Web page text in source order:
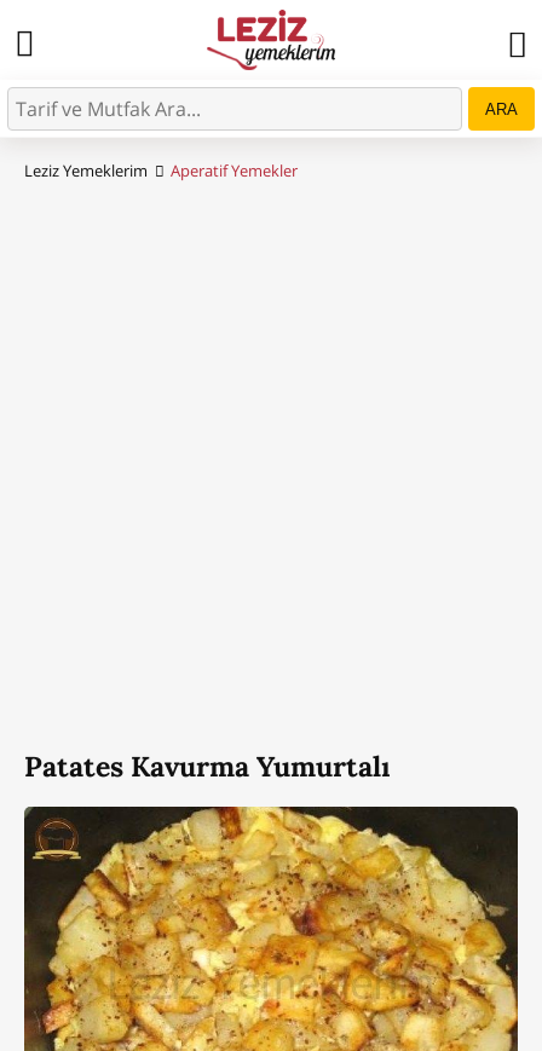
ARA
Leziz Yemeklerim Aperatif Yemekler
Patates Kavurma Yumurtalı